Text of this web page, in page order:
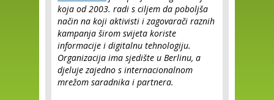
koja od 2003. radi s ciljem da poboljša
način na koji aktivisti i zagovarači raznih
kampanja širom svijeta koriste
informacije i digitalnu tehnologiju.
Organizacija ima sjedište u Berlinu, a
djeluje zajedno s internacionalnom
mrežom saradnika i partnera.